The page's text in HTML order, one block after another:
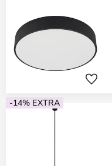
-14% EXTRA